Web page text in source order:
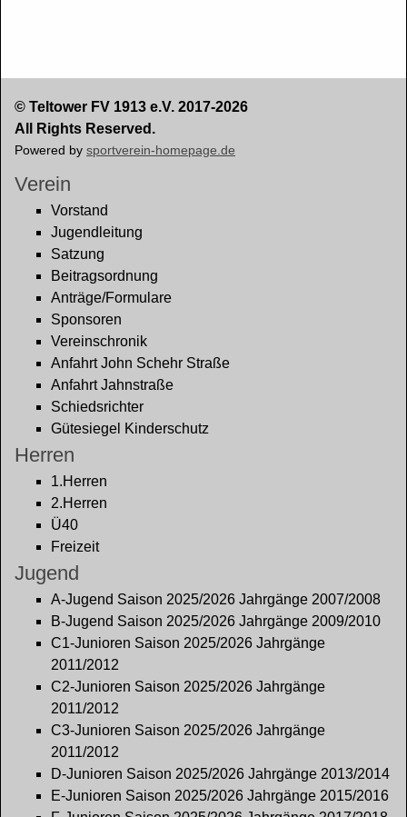
© Teltower FV 1913 e.V. 2017-2026
All Rights Reserved.
Powered by sportverein-homepage.de
Verein
Vorstand
Jugendleitung
Satzung
Beitragsordnung
Anträge/Formulare
Sponsoren
Vereinschronik
Anfahrt John Schehr Straße
Anfahrt Jahnstraße
Schiedsrichter
Gütesiegel Kinderschutz
Herren
1.Herren
2.Herren
Ü40
Freizeit
Jugend
A-Jugend Saison 2025/2026 Jahrgänge 2007/2008
B-Jugend Saison 2025/2026 Jahrgänge 2009/2010
C1-Junioren Saison 2025/2026 Jahrgänge
2011/2012
C2-Junioren Saison 2025/2026 Jahrgänge
2011/2012
C3-Junioren Saison 2025/2026 Jahrgänge
2011/2012
D-Junioren Saison 2025/2026 Jahrgänge 2013/2014
E-Junioren Saison 2025/2026 Jahrgänge 2015/2016